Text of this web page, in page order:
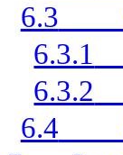
6.3
6.3.1
6.3.2
6.4